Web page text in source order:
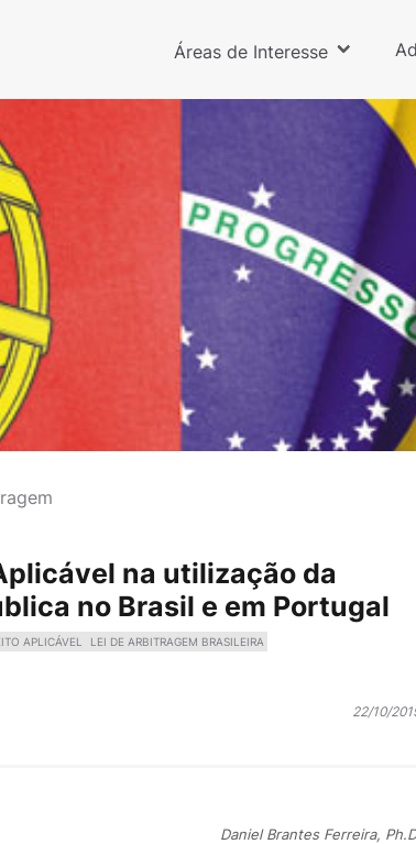
Áreas de Interesse
na utilização da
no Brasil e em Portugal
APLICÁVEL
LEI DE ARBITRAGEM BRASILEIRA
22/10/
Daniel Brantes Ferreira,